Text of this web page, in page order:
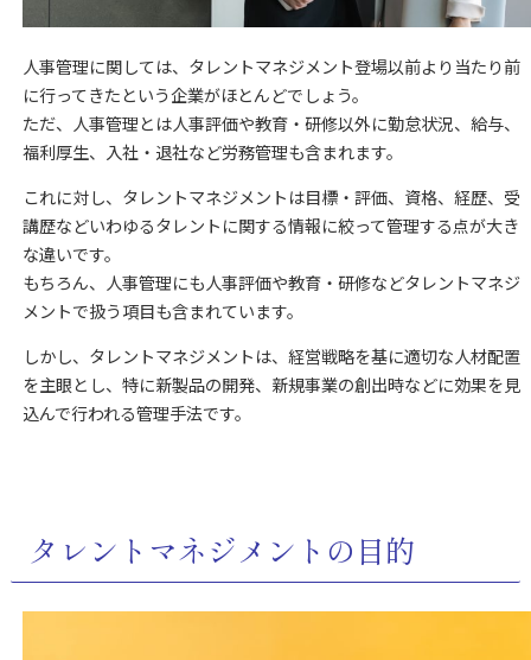
人事管理に関しては、タレントマネジメント登場以前より当たり前
に行ってきたという企業がほとんどでしょう。
ただ、人事管理とは人事評価や教育・研修以外に勤怠状況、給与、
福利厚生、入社・退社など労務管理も含まれます。
これに対し、タレントマネジメントは目標・評価、資格、経歴、受
講歴などいわゆるタレントに関する情報に絞って管理する点が大き
な違いです。
もちろん、人事管理にも人事評価や教育・研修などタレントマネジ
メントで扱う項目も含まれています。
しかし、タレントマネジメントは、経営戦略を基に適切な人材配置
を主眼とし、特に新製品の開発、新規事業の創出時などに効果を見
込んで行われる管理手法です。
タレントマネジメントの目的